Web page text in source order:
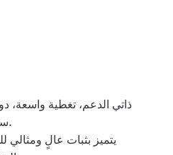
ذاتي الدعم، تغطية واسعة،
سلس.
يتميز بثبات عالٍ ومثالي